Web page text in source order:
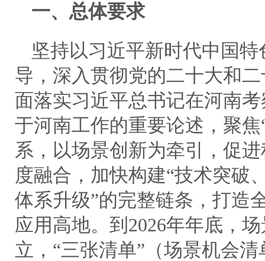
一、总体要求
坚持以习近平新时代中国
导，深入贯彻党的二十大和
面落实习近平总书记在河南
于河南工作的重要论述，聚焦
系，以场景创新为牵引，促
度融合，加快构建“技术突破
体系升级”的完整链条，打造
应用高地。到2026年年底，
立，“三张清单”（场景机会